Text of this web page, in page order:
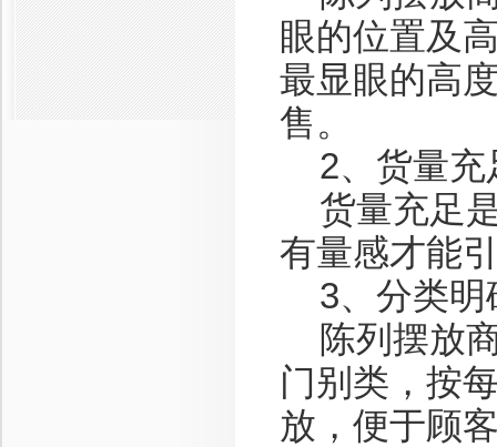
眼的位置及
最显眼的高
售。
2、货量充
货量充足
有量感才能
3、分类明
陈列摆放
门别类，按
放，便于顾